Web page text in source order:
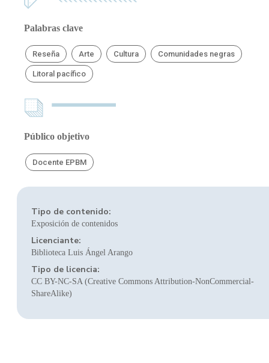
Palabras clave
Reseña Arte Cultura Comunidades negras
Litoral pacífico
Público objetivo
Docente EPBM
Tipo de contenido:
Exposición de contenidos
Licenciante:
Biblioteca Luis Ángel Arango
Tipo de licencia:
CC BY-NC-SA (Creative Commons Attribution-NonCommercial-
ShareAlike)